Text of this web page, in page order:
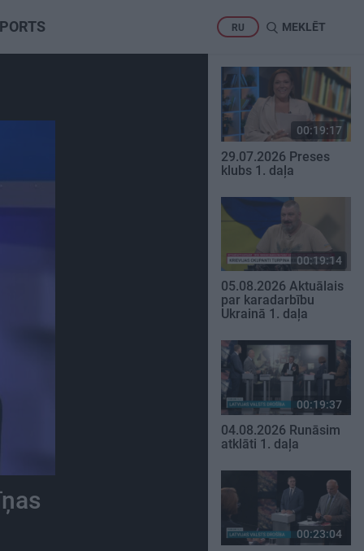
RU MEKLĒT
00:19:17
29.07.2026 Preses
klubs 1. daļa
00:19:14
05.08.2026 Aktuālais
par karadarbību
Ukrainā 1. daļa
00:19:37
04.08.2026 Runāsim
atklāti 1. daļa
00:23:04